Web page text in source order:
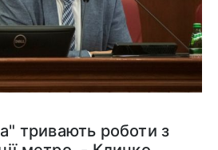
тривають роботи з